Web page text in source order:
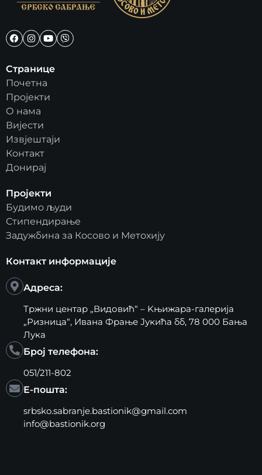
Странице
Почетна
Пројекти
О нама
Вијести
Извјештаји
Контакт
Донирај
Пројекти
Будимо људи
Стипендирање
Задужбина за Косово и Метохију
Контакт информације
Адреса:
Тржни центар „Видовић“ – Kњижара-галерија
„Ризница“, Ивана Фрање Јукића бб, 78 000 Бања
Лука
Број телефона:
051/211-802
Е-пошта:
srbsko.sabranje.bastionik@gmail.com
info@bastionik.org